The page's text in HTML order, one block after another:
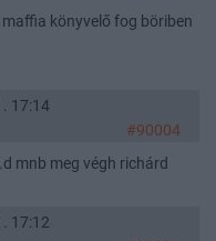
könyvelő fog böriben
17:14
#90004
mnb meg végh richárd
17:12